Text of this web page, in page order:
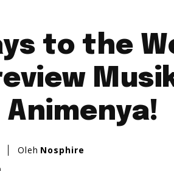
to the
Oleh Nosphire